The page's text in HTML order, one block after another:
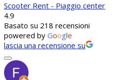
Scooter Rent - Piaggio center
4.9
Basato su 218 recensioni
powered by Google
lascia una recensione su